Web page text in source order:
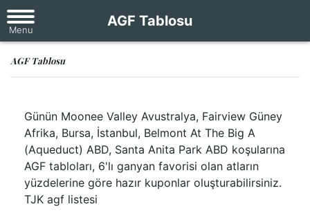
AGF Tablosu
AGF Tablosu
Günün Moonee Valley Avustralya, Fairview Güney
Afrika, Bursa, İstanbul, Belmont At The Big A
(Aqueduct) ABD, Santa Anita Park ABD koşularına
AGF tabloları, 6'lı ganyan favorisi olan atların
yüzdelerine göre hazır kuponlar oluşturabilirsiniz.
TJK agf listesi